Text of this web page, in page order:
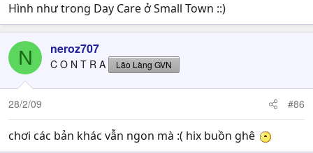
Hình như trong Day Care ở Small Town ::)
N neroz707
C O N T R A Lão Làng GVN
28/2/09 #86
chơi các bản khác vẫn ngon mà :( hix buồn ghê